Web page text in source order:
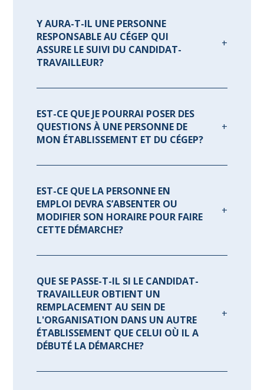
Y AURA-T-IL UNE PERSONNE
RESPONSABLE AU CÉGEP QUI
ASSURE LE SUIVI DU CANDIDAT-
TRAVAILLEUR?
EST-CE QUE JE POURRAI POSER DES
QUESTIONS À UNE PERSONNE DE
MON ÉTABLISSEMENT ET DU CÉGEP?
EST-CE QUE LA PERSONNE EN
EMPLOI DEVRA S’ABSENTER OU
MODIFIER SON HORAIRE POUR FAIRE
CETTE DÉMARCHE?
QUE SE PASSE-T-IL SI LE CANDIDAT-
TRAVAILLEUR OBTIENT UN
REMPLACEMENT AU SEIN DE
L'ORGANISATION DANS UN AUTRE
ÉTABLISSEMENT QUE CELUI OÙ IL A
DÉBUTÉ LA DÉMARCHE?